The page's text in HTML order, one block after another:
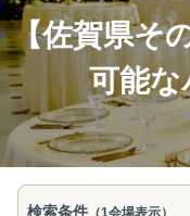
【佐賀県そ
可能な
検索条件 （1会場表示）